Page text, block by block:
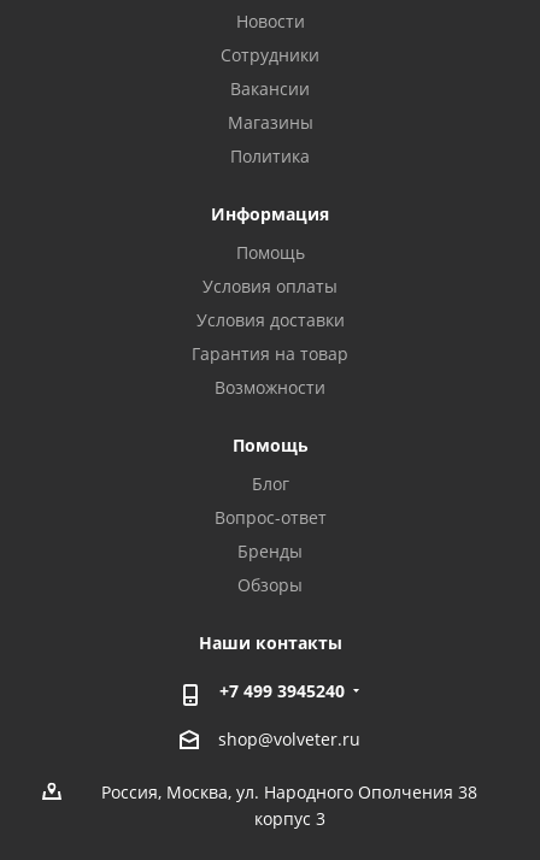
Новости
Сотрудники
Вакансии
Магазины
Политика
Информация
Помощь
Условия оплаты
Условия доставки
Гарантия на товар
Возможности
Помощь
Блог
Вопрос-ответ
Бренды
Обзоры
Наши контакты
+7 499 3945240
shop@volveter.ru
Россия, Москва, ул. Народного Ополчения 38
корпус 3